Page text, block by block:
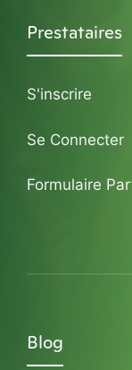
Prestataires
S'inscrire
Se Connecter
Formulaire
Blog